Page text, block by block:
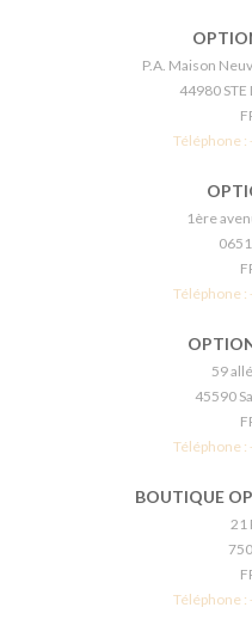
P.A. Maison
44980 STE
Téléphone :
1ère
Téléphone :
59
45590
Téléphone :
BOUTIQUE
21
Téléphone :